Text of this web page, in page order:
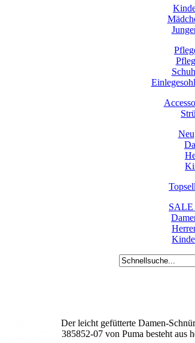
Neu
SALE
Der leicht gefütterte Damen-
385852-07 von Puma besteht aus